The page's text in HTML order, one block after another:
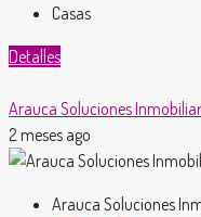
Casas
Detalles
Arauca Soluciones
2 meses ago
Arauca Soluciones